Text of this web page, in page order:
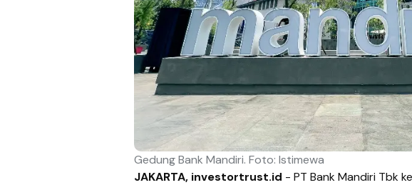
Gedung Bank Mandiri. Foto: Istimewa
JAKARTA, investortrust.id - PT Bank Mandiri Tbk